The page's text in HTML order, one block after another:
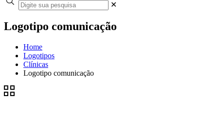
✕
Logotipo comunicação
Home
Logotipos
Clínicas
Logotipo comunicação